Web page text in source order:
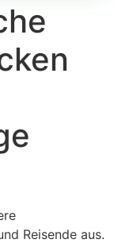
Reisende aus.